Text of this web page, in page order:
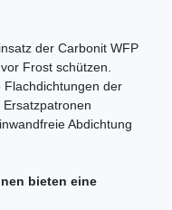
der Carbonit WFP
Frost schützen.
Flachdichtungen der
Abdichtung
bieten eine